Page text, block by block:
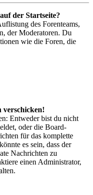
der Startseite?
des Forenteams,
der Moderatoren. Du
wie die Foren, die
verschicken!
Entweder bist du nicht
oder die Board-
für das komplette
es sein, dass der
Nachrichten zu
einen Administrator,